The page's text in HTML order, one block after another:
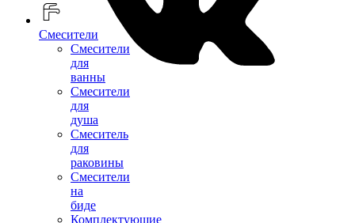
Смесители
Смесители
для
ванны
Смесители
для
душа
Смеситель
для
раковины
Смесители
на
биде
Комплектующие